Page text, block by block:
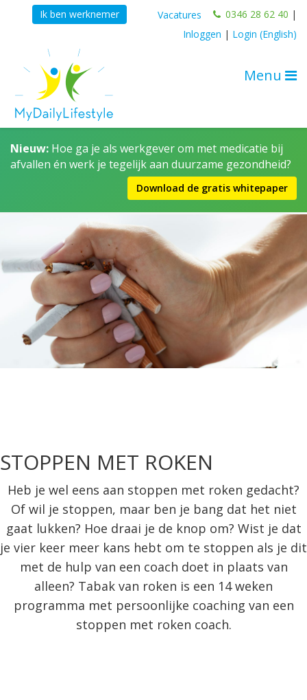
Ik ben werknemer Vacatures 0346 28 62 40 |
Inloggen | Login (English)
Menu
Nieuw: Hoe ga je als werkgever om met medicatie bij
afvallen én werk je tegelijk aan duurzame gezondheid?
Download de gratis whitepaper
STOPPEN MET ROKEN
Heb je wel eens aan stoppen met roken gedacht?
Of wil je stoppen, maar ben je bang dat het niet
gaat lukken? Hoe draai je de knop om? Wist je dat
je vier keer meer kans hebt om te stoppen als je dit
met de hulp van een coach doet in plaats van
alleen? Tabak van roken is een 14 weken
programma met persoonlijke coaching van een
stoppen met roken coach.